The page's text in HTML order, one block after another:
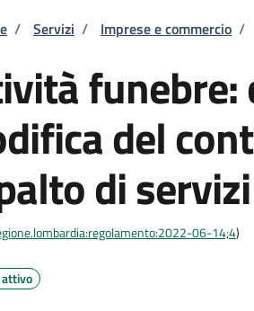
di pane
/ Servizi / Imprese e commercio /
funebre:
del
di servizi
06-14;4)
attivo